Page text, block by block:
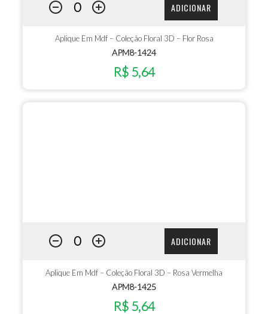
ADICIONAR
Aplique Em Mdf – Coleção Floral 3D – Flor Rosa
APM8-1424
R$ 5,64
ADICIONAR
Aplique Em Mdf – Coleção Floral 3D – Rosa Vermelha
APM8-1425
R$ 5,64